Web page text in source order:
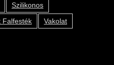
Szilikonos
Falfesték Vakolat